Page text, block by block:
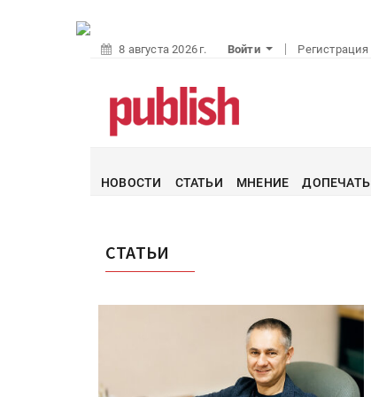
8 августа 2026 г. Войти Регистрация
НОВОСТИ СТАТЬИ МНЕНИЕ ДОПЕЧАТЬ
СТАТЬИ